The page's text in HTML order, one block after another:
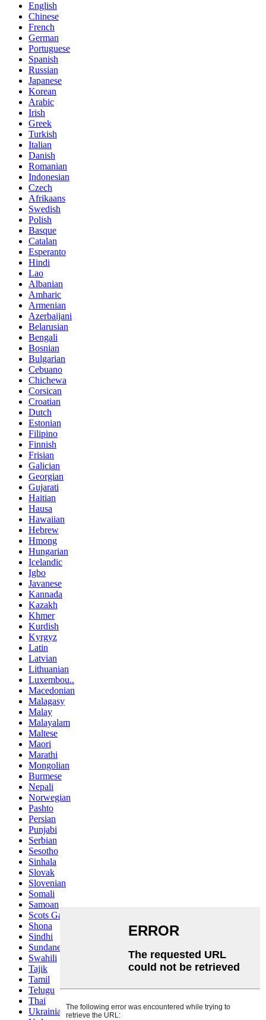
English
Chinese
French
German
Portuguese
Spanish
Russian
Japanese
Korean
Arabic
Irish
Greek
Turkish
Italian
Danish
Romanian
Indonesian
Czech
Afrikaans
Swedish
Polish
Basque
Catalan
Esperanto
Hindi
Lao
Albanian
Amharic
Armenian
Azerbaijani
Belarusian
Bengali
Bosnian
Bulgarian
Cebuano
Chichewa
Corsican
Croatian
Dutch
Estonian
Filipino
Finnish
Frisian
Galician
Georgian
Gujarati
Haitian
Hausa
Hawaiian
Hebrew
Hmong
Hungarian
Icelandic
Igbo
Javanese
Kannada
Kazakh
Khmer
Kurdish
Kyrgyz
Latin
Latvian
Lithuanian
Luxembou..
Macedonian
Malagasy
Malay
Malayalam
Maltese
Maori
Marathi
Mongolian
Burmese
Nepali
Norwegian
Pashto
Persian
Punjabi
Serbian
Sesotho
Sinhala
Slovak
Slovenian
Somali
Samoan
Scots Gaelic
Shona
Sindhi
Sundanese
Swahili
Tajik
Tamil
Telugu
Thai
Ukrainian